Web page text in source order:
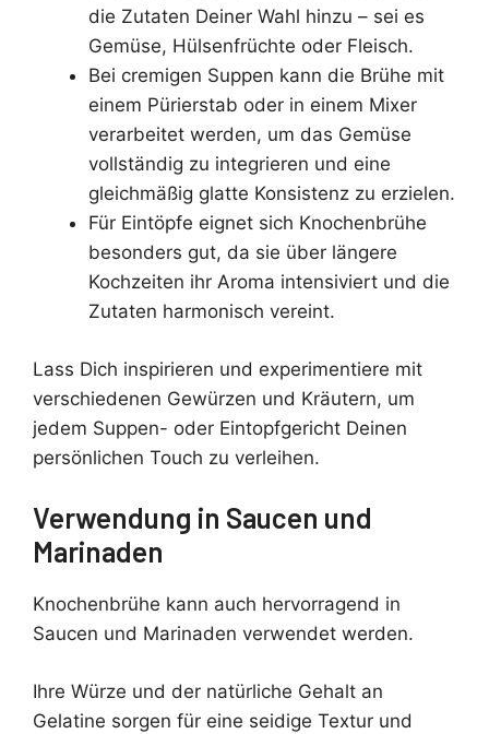
die Zutaten Deiner Wahl hinzu – sei es
Gemüse, Hülsenfrüchte oder Fleisch.
Bei cremigen Suppen kann die Brühe mit
einem Pürierstab oder in einem Mixer
verarbeitet werden, um das Gemüse
vollständig zu integrieren und eine
gleichmäßig glatte Konsistenz zu erzielen.
Für Eintöpfe eignet sich Knochenbrühe
besonders gut, da sie über längere
Kochzeiten ihr Aroma intensiviert und die
Zutaten harmonisch vereint.
Lass Dich inspirieren und experimentiere mit
verschiedenen Gewürzen und Kräutern, um
jedem Suppen- oder Eintopfgericht Deinen
persönlichen Touch zu verleihen.
Verwendung in Saucen und
Marinaden
Knochenbrühe kann auch hervorragend in
Saucen und Marinaden verwendet werden.
Ihre Würze und der natürliche Gehalt an
Gelatine sorgen für eine seidige Textur und